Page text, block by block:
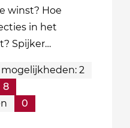
winst? Hoe
in het
Spijker…
2
8
0